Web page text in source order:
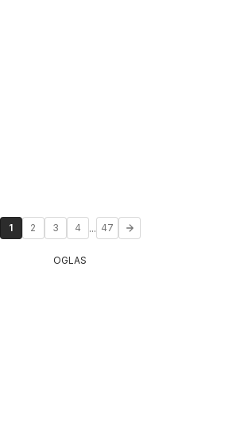
1 2 3 4 ... 47
OGLAS